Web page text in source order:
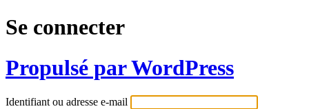
Se connecter
Propulsé par WordPress
Identifiant ou adresse e-mail